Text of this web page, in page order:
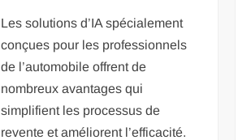
Les solutions d’IA spécialement
conçues pour les professionnels
de l’automobile offrent de
nombreux avantages qui
simplifient les processus de
revente et améliorent l’efficacité.